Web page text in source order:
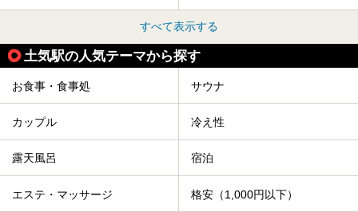
すべて表示する
土気駅の人気テーマから探す
お食事・食事処 サウナ
カップル 冷え性
露天風呂 宿泊
エステ・マッサージ 格安（1,000円以下）